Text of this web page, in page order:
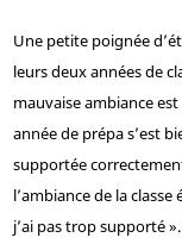
Une petite poignée
leurs deux années de
mauvaise ambiance
année de prépa s’est
supportée
l’ambiance de la
j’ai pas trop supporté